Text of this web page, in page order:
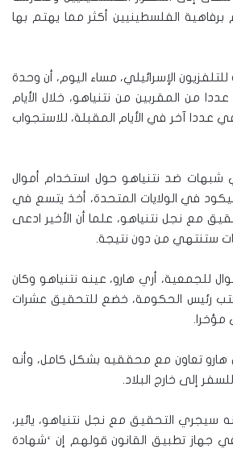
برفاهية الفلسطينيين أكثر مما يهتم بها
الإسرائيلي، مساء اليوم، أن وحدة
عددا من المقربين من نتنياهو، خلال الأيام
عددا آخر في الأيام المقبلة، للاستجواب
شبهات ضد نتنياهو حول استخدام أموال
في الولايات المتحدة، أخذ يتسع في
مع نجل نتنياهو، علما أن الأخير ادعى
ستنتهي من دون نتيجة.
للجمعية، أري هارو، عينه نتنياهو وكان
رئيس الحكومة، خضع للتحقيق عشرات
مؤخرا.
هارو تعاون مع محققيه بشكل كامل، وأنه
إلى خارج البلاد.
سيجري التحقيق مع نجل نتنياهو، يائير،
جهاز تطبيق القانون قولهم إن ‘شهادة